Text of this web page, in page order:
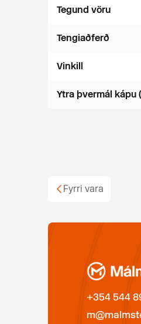
Tegund vöru
Tengiaðferð
Vinkill
Ytra þvermál kápu
Fyrri vara
+354 544